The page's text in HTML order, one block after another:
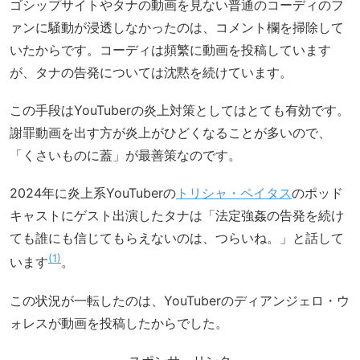
ゴシップサイトやタナの動画を見ない普通のコーディのフ
ァンに騒動が浸透しなかったのは、コメント欄を掃除して
いたからです。コーディは頻繁に動画を投稿しています
が、タナの告発については沈黙を続けています。
この手段はYouTuberの炎上対策としてはとても有効です。
謝罪動画を出す方が炎上がひどくなることが多いので、
「くさいものに蓋」が最善策なのです。
2024年に炎上系YouTuberの トリシャ・ペイタスのポッド
キャストにゲスト出演したタナは「法定強姦の告発を続け
ても誰にも信じてもらえないのは、つらいね。」と話して
います 1 。
この状況が一転したのは、YouTuberのディアンジェロ・ウ
ォレスが動画を投稿したからでした。